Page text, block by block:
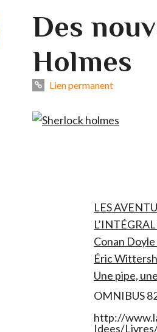
Des
Holmes
Lien permanent
LES
Conan
Éric
Une pipe,
OMNIBUS
http://
Idees/